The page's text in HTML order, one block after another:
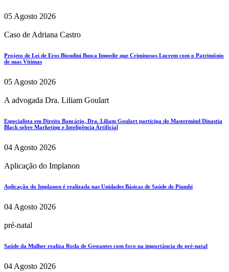
05 Agosto 2026
Caso de Adriana Castro
Projeto de Lei de Eros Biondini Busca Impedir que Criminosos Lucrem com o Patrimônio
de suas Vítimas
05 Agosto 2026
A advogada Dra. Liliam Goulart
Especialista em Direito Bancário, Dra. Liliam Goulart participa do Mastermind Dinastia
Black sobre Marketing e Inteligência Artificial
04 Agosto 2026
Aplicação do Implanon
Aplicação do Implanon é realizada nas Unidades Básicas de Saúde de Piumhi
04 Agosto 2026
pré-natal
Saúde da Mulher realiza Roda de Gestantes com foco na importância do pré-natal
04 Agosto 2026